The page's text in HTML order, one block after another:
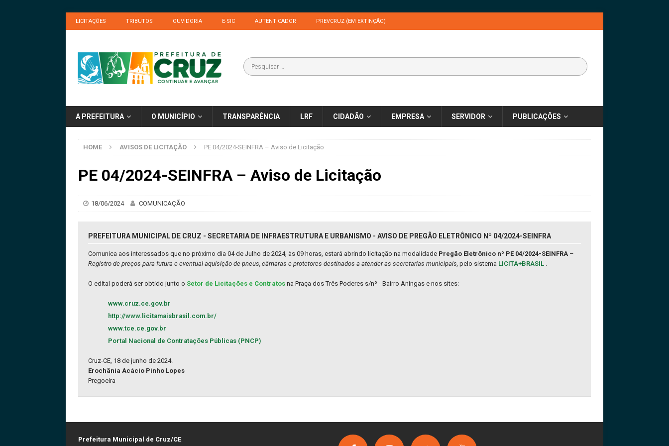
LICITAÇÕES TRIBUTOS OUVIDORIA E-SIC AUTENTICADOR PREVCRUZ (EM EXTINÇÃO)
A PREFEITURA O MUNICÍPIO TRANSPARÊNCIA LRF CIDADÃO EMPRESA SERVIDOR PUBLICAÇÕES
HOME AVISOS DE LICITAÇÃO PE 04/2024-SEINFRA – Aviso de Licitação
PE 04/2024-SEINFRA – Aviso de Licitação
18/06/2024 COMUNICAÇÃO
PREFEITURA MUNICIPAL DE CRUZ - SECRETARIA DE INFRAESTRUTURA E URBANISMO - AVISO DE PREGÃO ELETRÔNICO Nº 04/2024-SEINFRA
Comunica aos interessados que no próximo dia 04 de Julho de 2024, às 09 horas, estará abrindo licitação na modalidade Pregão Eletrônico nº PE 04/2024-SEINFRA –
Registro de preços para futura e eventual aquisição de pneus, câmaras e protetores destinados a atender as secretarias municipais, pelo sistema LICITA+BRASIL .
O edital poderá ser obtido junto o Setor de Licitações e Contratos na Praça dos Três Poderes s/nº - Bairro Aningas e nos sites:
www.cruz.ce.gov.br
http://www.licitamaisbrasil.com.br/
www.tce.ce.gov.br
Portal Nacional de Contratações Públicas (PNCP)
Cruz-CE, 18 de junho de 2024.
Erochânia Acácio Pinho Lopes
Pregoeira
Prefeitura Municipal de Cruz/CE